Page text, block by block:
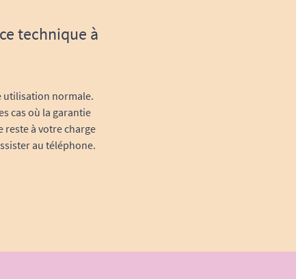
technique à
utilisation normale.
cas où la garantie
à votre charge
au téléphone.